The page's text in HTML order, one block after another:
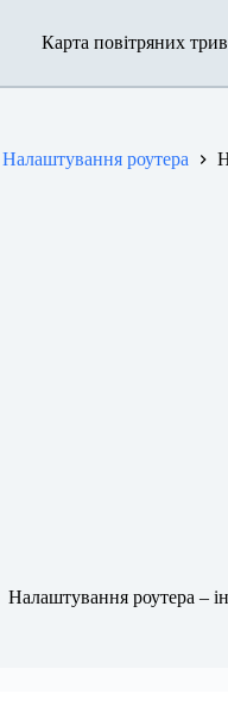
Карта повітряних
Налаштування роутера
Налаштування роутера –